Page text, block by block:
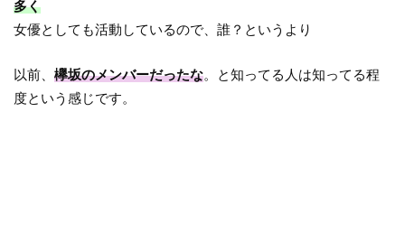
多く
女優としても活動しているので、誰？というより
以前、欅坂のメンバーだったな。と知ってる人は知ってる程
度という感じです。